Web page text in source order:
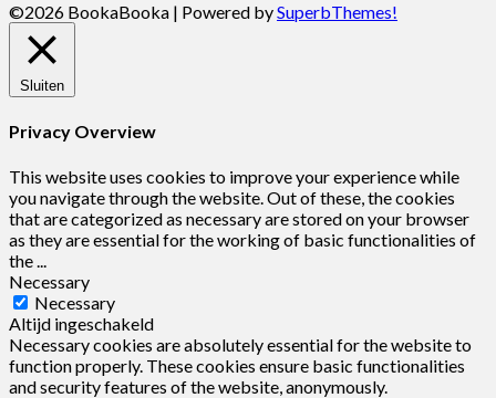
©2026 BookaBooka | Powered bySuperbThemes!
Sluiten
Privacy Overview
This website uses cookies to improve your experience while
you navigate through the website. Out of these, the cookies
that are categorized as necessary are stored on your browser
as they are essential for the working of basic functionalities of
the
Necessary
Necessary
Altijd ingeschakeld
Necessary cookies are absolutely essential for the website to
function properly. These cookies ensure basic functionalities
and security features of the website, anonymously.